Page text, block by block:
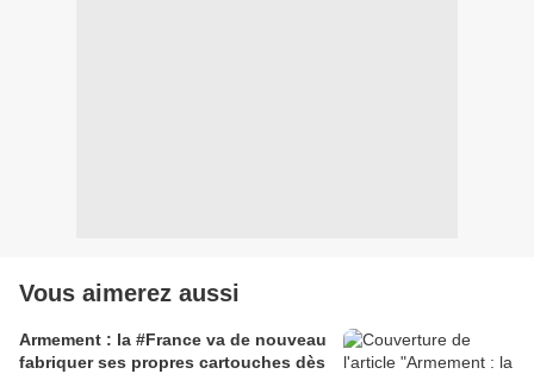
Vous aimerez aussi
Armement : la #France va de nouveau
fabriquer ses propres cartouches dès